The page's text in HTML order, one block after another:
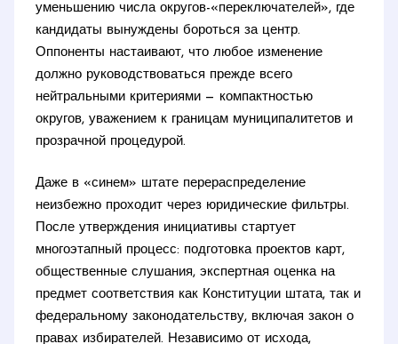
уменьшению числа округов-«переключателей», где
кандидаты вынуждены бороться за центр.
Оппоненты настаивают, что любое изменение
должно руководствоваться прежде всего
нейтральными критериями — компактностью
округов, уважением к границам муниципалитетов и
прозрачной процедурой.
Даже в «синем» штате перераспределение
неизбежно проходит через юридические фильтры.
После утверждения инициативы стартует
многоэтапный процесс: подготовка проектов карт,
общественные слушания, экспертная оценка на
предмет соответствия как Конституции штата, так и
федеральному законодательству, включая закон о
правах избирателей. Независимо от исхода,